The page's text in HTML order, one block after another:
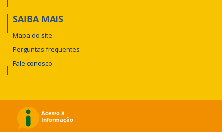
SAIBA MAIS
Mapa do site
Perguntas frequentes
Fale conosco